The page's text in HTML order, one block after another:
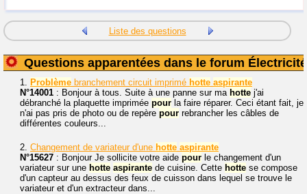
Liste des questions
Questions apparentées dans le forum Électricité
1. Problème branchement circuit imprimé hotte aspirante
N°14001 : Bonjour à tous. Suite à une panne sur ma hotte j'ai
débranché la plaquette imprimée pour la faire réparer. Ceci étant fait, je
n'ai pas pris de photo ou de repère pour rebrancher les câbles de
différentes couleurs...
2. Changement de variateur d'une hotte aspirante
N°15627 : Bonjour Je sollicite votre aide pour le changement d'un
variateur sur une hotte aspirante de cuisine. Cette hotte se compose
d'un capteur au dessus des feux de cuisson dans lequel se trouve le
variateur et d'un extracteur dans...